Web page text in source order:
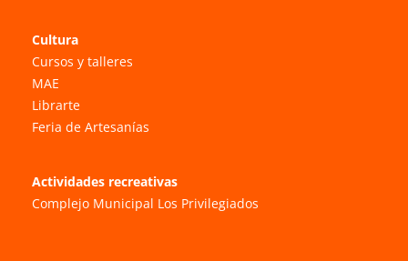
Cultura
Cursos y talleres
MAE
Librarte
Feria de Artesanías
Actividades recreativas
Complejo Municipal Los Privilegiados